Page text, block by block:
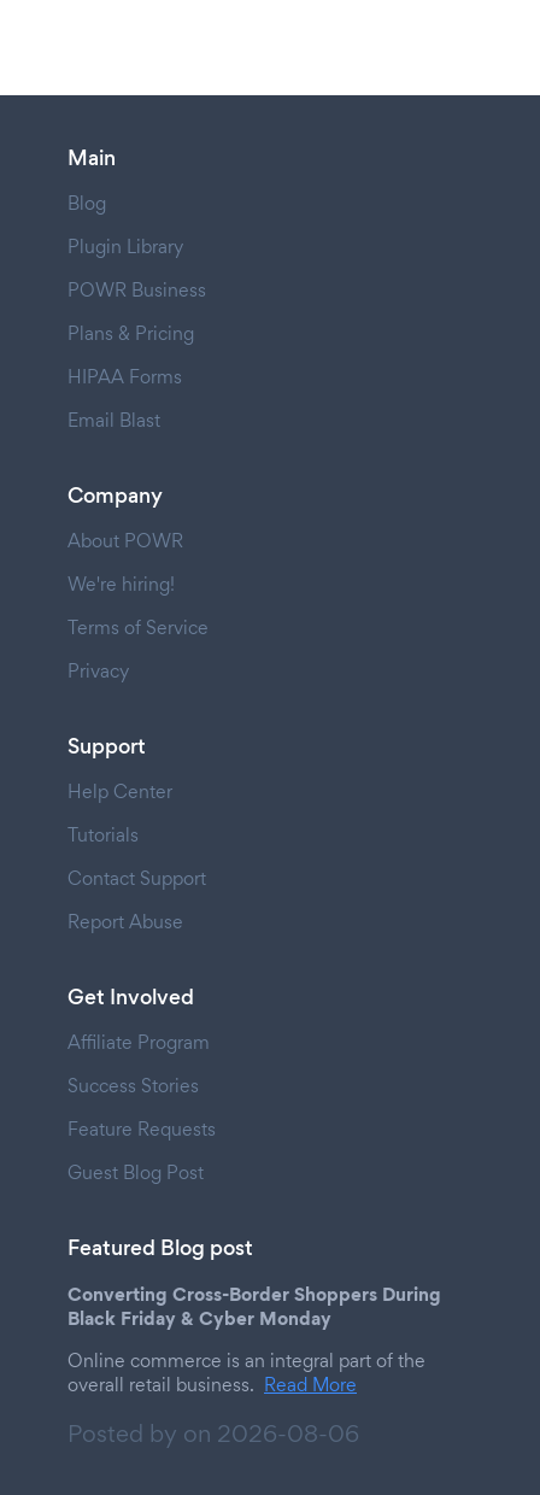
Main
Blog
Plugin Library
POWR Business
Plans & Pricing
HIPAA Forms
Email Blast
Company
About POWR
We're hiring!
Terms of Service
Privacy
Support
Help Center
Tutorials
Contact Support
Report Abuse
Get Involved
Affiliate Program
Success Stories
Feature Requests
Guest Blog Post
Featured Blog post
Converting Cross-Border Shoppers During
Black Friday & Cyber Monday
Online commerce is an integral part of the
overall retail business. Read More
Posted by on 2026-08-06